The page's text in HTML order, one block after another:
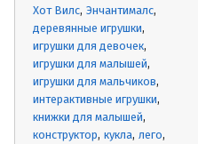
Хот Вилс Энчантималс
деревянные игрушки
игрушки для девочек
игрушки для малышей
игрушки для мальчиков
интерактивные игрушки
книжки для малышей
конструктор кукла лего